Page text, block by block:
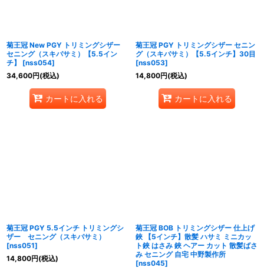
菊王冠 New PGY トリミングシザー
セニング（スキバサミ）【5.5イン
チ】
[nss054]
34,600円(税込)
カートに入れる
菊王冠 PGY トリミングシザー セニン
グ（スキバサミ）【5.5インチ】30目
[nss053]
14,800円(税込)
カートに入れる
菊王冠 PGY 5.5インチ トリミングシ
ザー セニング（スキバサミ）
[nss051]
14,800円(税込)
菊王冠 BOB トリミングシザー 仕上げ
鋏 【5インチ】散髪 ハサミ ミニカッ
ト鋏 はさみ 鋏 ヘアー カット 散髪ばさ
み セニング 自宅 中野製作所
[nss045]